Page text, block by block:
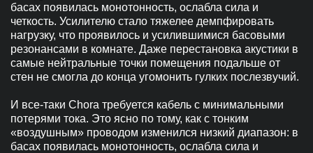
басах появилась монотонность, ослабла сила и
четкость. Усилителю стало тяжелее демпфировать
нагрузку, что проявилось и усилившимися басовыми
резонансами в комнате. Даже перестановка акустики в
самые нейтральные точки помещения подальше от
стен не смогла до конца угомонить гулких послезвучий.
И все-таки Chora требуется кабель с минимальными
потерями тока. Это ясно по тому, как с тонким
«воздушным» проводом изменился низкий диапазон: в
басах появилась монотонность, ослабла сила и